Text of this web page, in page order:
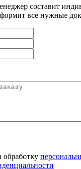
составит
все нужные
обработку